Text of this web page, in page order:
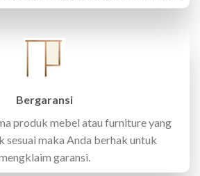
Bergaransi
produk mebel atau furniture yang
sesuai maka Anda berhak untuk
garansi.